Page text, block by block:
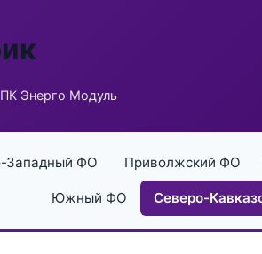
Энерго Модуль
Западный ФО Приволжский ФО
Южный ФО Северо-